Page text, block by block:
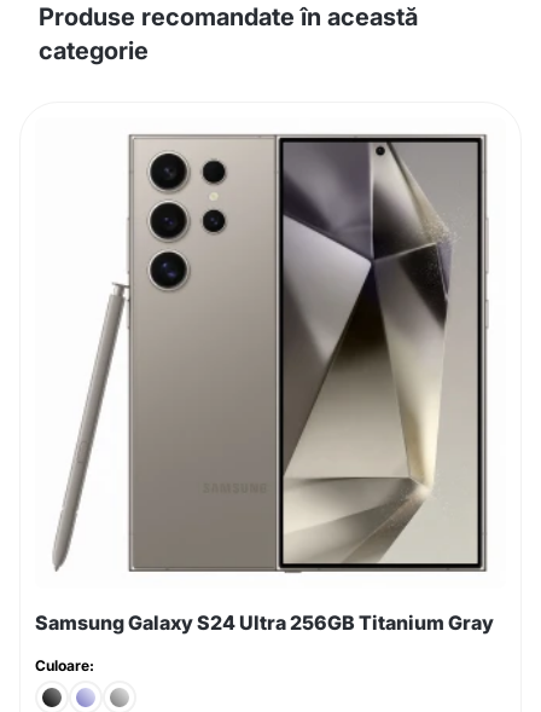
Produse recomandate în această
categorie
Samsung Galaxy S24 Ultra 256GB Titanium Gray
Culoare: